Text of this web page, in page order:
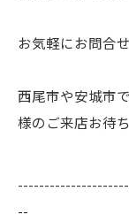
お気軽にお問合
西尾市や安城市
様のご来店お待
--